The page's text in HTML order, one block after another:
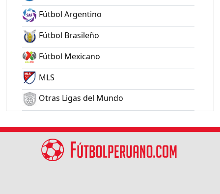
Fútbol Argentino
Fútbol Brasileño
Fútbol Mexicano
MLS
Otras Ligas del Mundo